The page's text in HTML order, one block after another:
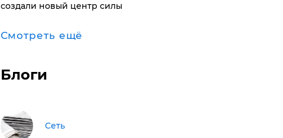
создали новый центр силы
Смотреть ещё
Блоги
Сеть